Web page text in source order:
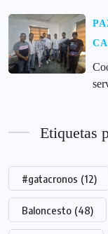
Etiquetas
#gatacronos (12)
Baloncesto (48)